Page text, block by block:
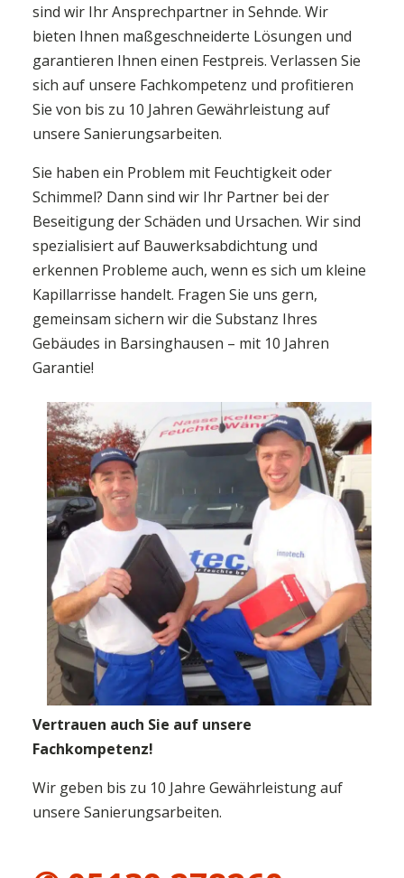
sind wir Ihr Ansprechpartner in Sehnde. Wir
bieten Ihnen maßgeschneiderte Lösungen und
garantieren Ihnen einen Festpreis. Verlassen Sie
sich auf unsere Fachkompetenz und profitieren
Sie von bis zu 10 Jahren Gewährleistung auf
unsere Sanierungsarbeiten.
Sie haben ein Problem mit Feuchtigkeit oder
Schimmel? Dann sind wir Ihr Partner bei der
Beseitigung der Schäden und Ursachen. Wir sind
spezialisiert auf Bauwerksabdichtung und
erkennen Probleme auch, wenn es sich um kleine
Kapillarrisse handelt. Fragen Sie uns gern,
gemeinsam sichern wir die Substanz Ihres
Gebäudes in Barsinghausen – mit 10 Jahren
Garantie!
Vertrauen auch Sie auf unsere
Fachkompetenz!
Wir geben bis zu 10 Jahre Gewährleistung auf
unsere Sanierungsarbeiten.